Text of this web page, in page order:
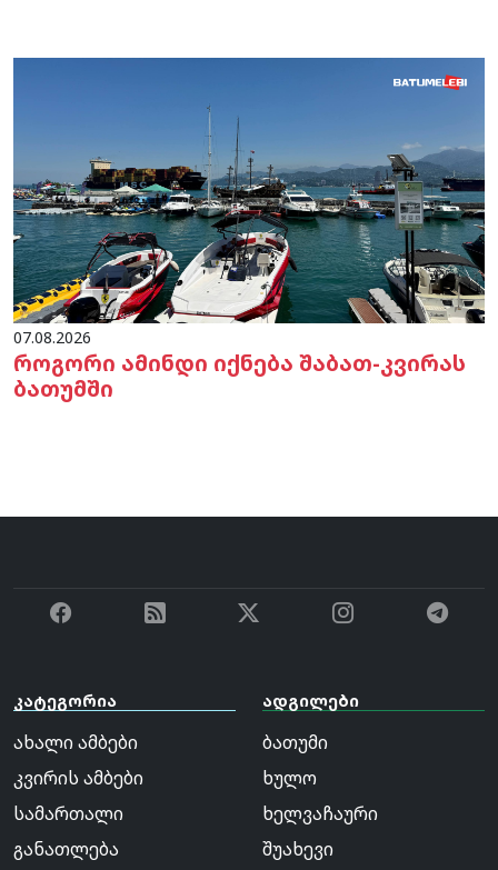
07.08.2026
როგორი ამინდი იქნება შაბათ-კვირას
ბათუმში
კატეგორია
ახალი ამბები
კვირის ამბები
სამართალი
განათლება
ადგილები
ბათუმი
ხულო
ხელვაჩაური
შუახევი